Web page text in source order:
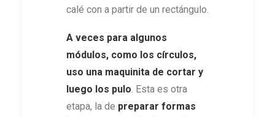
calé con a partir de un rectángulo.
A veces para algunos
módulos, como los círculos,
uso una maquinita de cortar y
luego los pulo. Esta es otra
etapa, la de preparar formas